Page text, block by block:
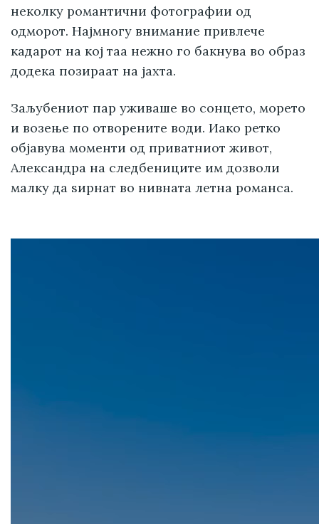
неколку романтични фотографии од
одморот. Најмногу внимание привлече
кадарот на кој таа нежно го бакнува во образ
додека позираат на јахта.
Заљубениот пар уживаше во сонцето, морето
и возење по отворените води. Иако ретко
објавува моменти од приватниот живот,
Александра на следбениците им дозволи
малку да ѕирнат во нивната летна романса.